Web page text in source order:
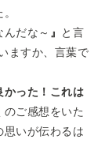
だな～ 』 と言
ますか、言葉で
かった！これは
のご感想をいた
思いが伝わるは